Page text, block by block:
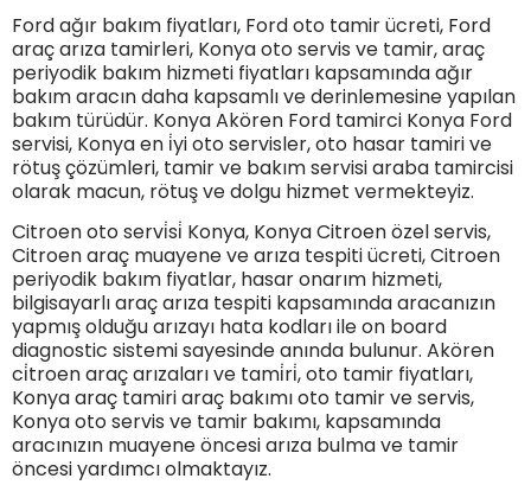
Ford ağır bakım fiyatları, Ford oto tamir ücreti, Ford
araç arıza tamirleri, Konya oto servis ve tamir, araç
periyodik bakım hizmeti fiyatları kapsamında ağır
bakım aracın daha kapsamlı ve derinlemesine yapılan
bakım türüdür. Konya Akören Ford tamirci Konya Ford
servisi, Konya en i̇yi oto servisler, oto hasar tamiri ve
rötuş çözümleri, tamir ve bakım servisi araba tamircisi
olarak macun, rötuş ve dolgu hizmet vermekteyiz.
Citroen oto servi̇si̇ Konya, Konya Citroen özel servis,
Citroen araç muayene ve arıza tespiti ücreti, Citroen
periyodik bakım fiyatlar, hasar onarım hizmeti,
bilgisayarlı araç arıza tespiti kapsamında aracanızın
yapmış olduğu arızayı hata kodları ile on board
diagnostic sistemi sayesinde anında bulunur. Akören
ci̇troen araç arızaları ve tami̇ri̇, oto tamir fiyatları,
Konya araç tamiri araç bakımı oto tamir ve servis,
Konya oto servis ve tamir bakımı, kapsamında
aracınızın muayene öncesi arıza bulma ve tamir
öncesi yardımcı olmaktayız.